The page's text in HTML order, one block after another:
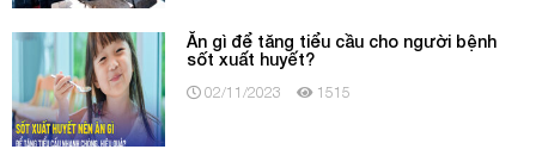
Ăn gì để tăng tiểu cầu cho người bệnh
sốt xuất huyết?
02/11/2023 1515